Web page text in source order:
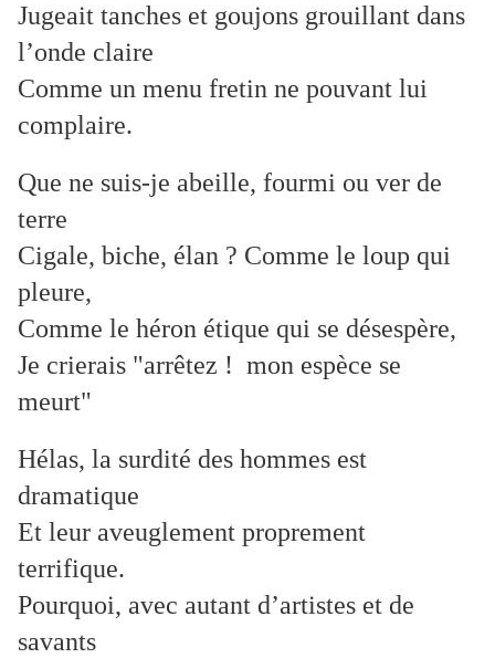
Jugeait tanches et goujons grouillant dans
l’onde claire
Comme un menu fretin ne pouvant lui
complaire.
Que ne suis-je abeille, fourmi ou ver de
terre
Cigale, biche, élan ? Comme le loup qui
pleure,
Comme le héron étique qui se désespère,
Je crierais "arrêtez ! mon espèce se
meurt"
Hélas, la surdité des hommes est
dramatique
Et leur aveuglement proprement
terrifique.
Pourquoi, avec autant d’artistes et de
savants